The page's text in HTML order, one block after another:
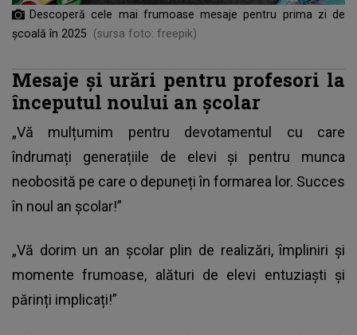
Descoperă cele mai frumoase mesaje pentru prima zi de
școală în 2025
(sursa foto: freepik)
Mesaje și urări pentru profesori la
începutul noului an școlar
„Vă mulțumim pentru devotamentul cu care
îndrumați generațiile de elevi și pentru munca
neobosită pe care o depuneți în formarea lor. Succes
în noul an școlar!”
„Vă dorim un an școlar plin de realizări, împliniri și
momente frumoase, alături de elevi entuziaști și
părinți implicați!”